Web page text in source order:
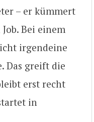
– er kümmert
Bei einem
irgendeine
Das greift die
erst recht
in